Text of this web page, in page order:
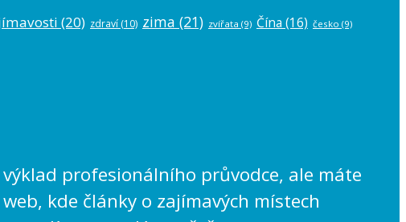
(20) zdraví (10) zima (21) zvířata (9) Čína (16) česko (9)
profesionálního průvodce, ale máte
kde články o zajímavých místech